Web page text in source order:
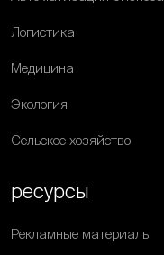
Логистика
Медицина
Экология
Сельское хозяйство
ресурсы
Рекламные материалы